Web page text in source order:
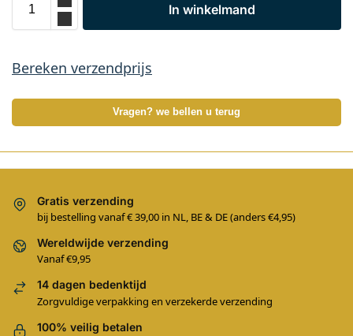
In winkelmand
Bereken verzendprijs
Vragen? we bellen u terug
Gratis verzending
bij bestelling vanaf € 39,00 in NL, BE & DE (anders €4,95)
Wereldwijde verzending
Vanaf €9,95
14 dagen bedenktijd
Zorgvuldige verpakking en verzekerde verzending
100% veilig betalen